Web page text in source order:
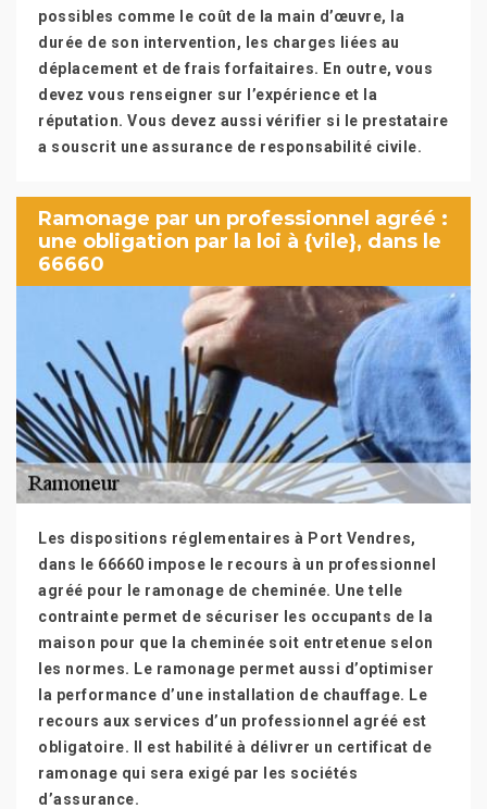
possibles comme le coût de la main d’œuvre, la
durée de son intervention, les charges liées au
déplacement et de frais forfaitaires. En outre, vous
devez vous renseigner sur l’expérience et la
réputation. Vous devez aussi vérifier si le prestataire
a souscrit une assurance de responsabilité civile.
Ramonage par un professionnel agréé :
une obligation par la loi à {vile}, dans le
66660
Les dispositions réglementaires à Port Vendres,
dans le 66660 impose le recours à un professionnel
agréé pour le ramonage de cheminée. Une telle
contrainte permet de sécuriser les occupants de la
maison pour que la cheminée soit entretenue selon
les normes. Le ramonage permet aussi d’optimiser
la performance d’une installation de chauffage. Le
recours aux services d’un professionnel agréé est
obligatoire. Il est habilité à délivrer un certificat de
ramonage qui sera exigé par les sociétés
d’assurance.